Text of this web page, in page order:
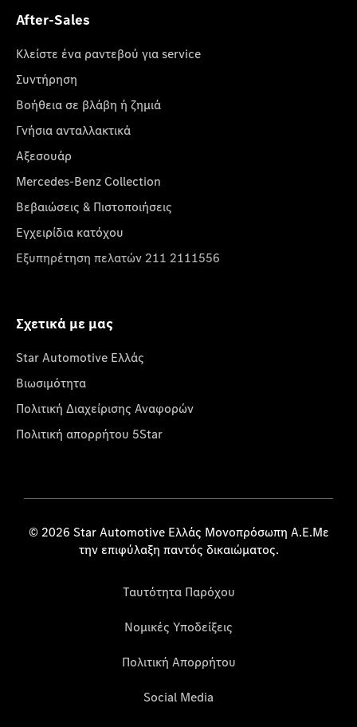
After-Sales
Κλείστε ένα ραντεβού για service
Συντήρηση
Βοήθεια σε βλάβη ή ζημιά
Γνήσια ανταλλακτικά
Αξεσουάρ
Mercedes-Benz Collection
Βεβαιώσεις & Πιστοποιήσεις
Εγχειρίδια κατόχου
Εξυπηρέτηση πελατών 211 2111556
Σχετικά με μας
Star Automotive Ελλάς
Βιωσιμότητα
Πολιτική Διαχείρισης Αναφορών
Πολιτική απορρήτου 5Star
© 2026 Star Automotive Ελλάς Μονοπρόσωπη Α.Ε.Με
την επιφύλαξη παντός δικαιώματος.
Ταυτότητα Παρόχου
Νομικές Υποδείξεις
Πολιτική Απορρήτου
Social Media